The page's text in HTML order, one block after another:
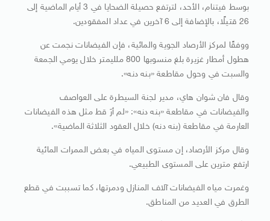
بوسط فيتنام، الأحد، لترتفع حصيلة الضحايا في 3 أيام الماضية إلى
26 قتيلًا، بالإضافة إلى 6 آخرين في عداد المفقودين.
ووفقًا لمركز الأرصاد الجوية والمائية، فإن الفيضانات نجمت عن
هطول أمطار غزيرة بلغ منسوبها 800 ملليمتر خلال يومي الجمعة
والسبت في وحول مقاطعة «بنه دنه».
وقال فان شوان هاي، مدير لجنة السيطرة على العواصف
والفيضانات في مقاطعة «بنه دنه»: «لم أرَ قط مثل هذه الفيضانات
العارمة في مقاطعة (بنه دنه) خلال العقود الثلاثة الماضية».
وقال مركز الأرصاد، إن مستوى المياه في بعض الممرات المائية
ارتفع مترين على المستوى الطبيعي.
وغمرت مياه الفيضانات آلاف المنازل ودمرتها، كما تسببت في قطع
الطرق في العديد من المناطق.